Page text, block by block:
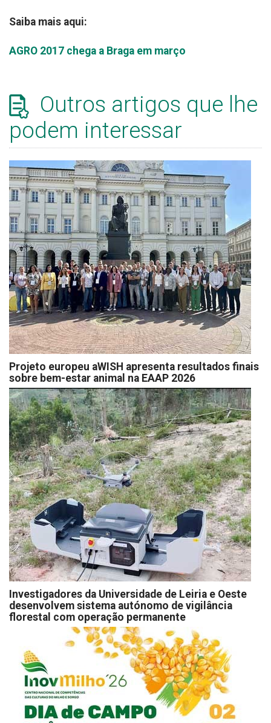
Saiba mais aqui:
AGRO 2017 chega a Braga em março
Outros artigos que lhe
podem interessar
Projeto europeu aWISH apresenta resultados finais
sobre bem-estar animal na EAAP 2026
Investigadores da Universidade de Leiria e Oeste
desenvolvem sistema autónomo de vigilância
florestal com operação permanente